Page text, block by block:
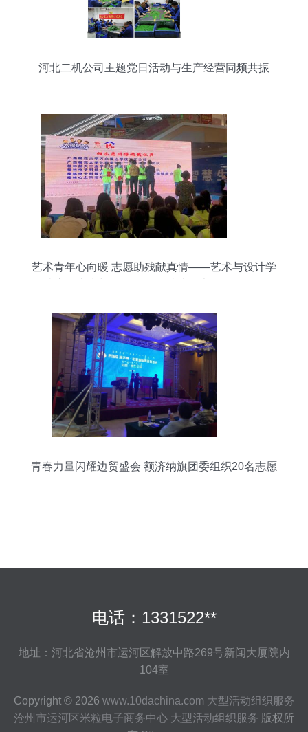
河北二机公司主题党日活动与生产经营同频共振
艺术青年心向暖 志愿助残献真情——艺术与设计学
青春力量闪耀边贸盛会 额济纳旗团委组织20名志愿
电话：1331522**
地址：河北省沧州市运河区解放中路269号新闻大厦院内
104室
Copyright © 2026 www.10dachina.com 大型活动组织服务
沧州市运河区米粒电子商务中心 大型活动组织服务 版权所